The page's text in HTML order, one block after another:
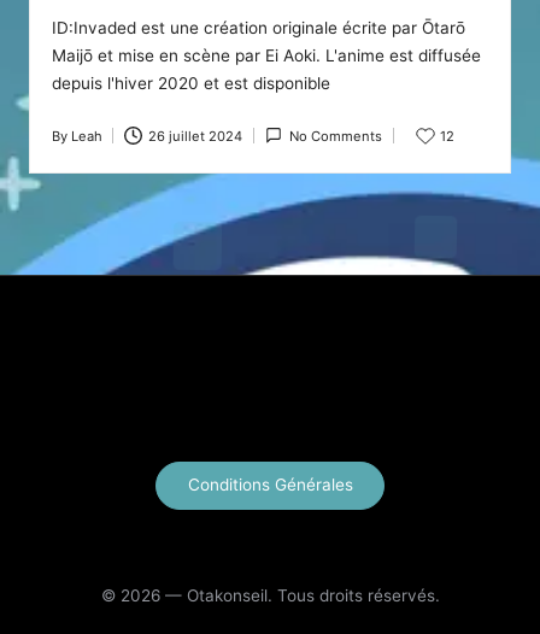
ID:Invaded est une création originale écrite par Ōtarō
Maijō et mise en scène par Ei Aoki. L'anime est diffusée
depuis l'hiver 2020 et est disponible
Posted
by
By Leah 26 juillet 2024 No Comments 12
Conditions Générales
© 2026 — Otakonseil. Tous droits réservés.